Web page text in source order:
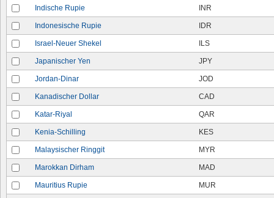
Indische Rupie INR
Indonesische Rupie IDR
Israel-Neuer Shekel ILS
Japanischer Yen JPY
Jordan-Dinar JOD
Kanadischer Dollar CAD
Katar-Riyal QAR
Kenia-Schilling KES
Malaysischer Ringgit MYR
Marokkan Dirham MAD
Mauritius Rupie MUR